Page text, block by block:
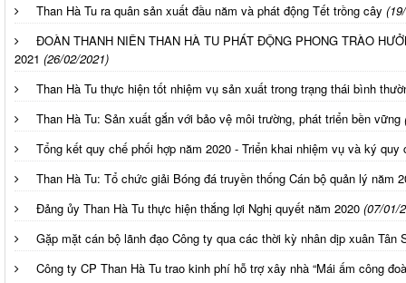
Than Hà Tu ra quân sản xuất đầu năm và phát động Tết trồng cây
ĐOÀN THANH NIÊN THAN HÀ TU PHÁT ĐỘNG PHONG TRÀO
2021 (26/02/2021)
Than Hà Tu thực hiện tốt nhiệm vụ sản xuất trong trạng thái bình
Than Hà Tu: Sản xuất gắn với bảo vệ môi trường, phát triển bền vững
Tổng kết quy chế phối hợp năm 2020 - Triển khai nhiệm vụ và ký quy
Than Hà Tu: Tổ chức giải Bóng đá truyền thống Cán bộ quản lý năm
Đảng ủy Than Hà Tu thực hiện thắng lợi Nghị quyết năm 2020 (07/01/
Gặp mặt cán bộ lãnh đạo Công ty qua các thời kỳ nhân dịp xuân Tân
Công ty CP Than Hà Tu trao kinh phí hỗ trợ xây nhà “Mái ấm công